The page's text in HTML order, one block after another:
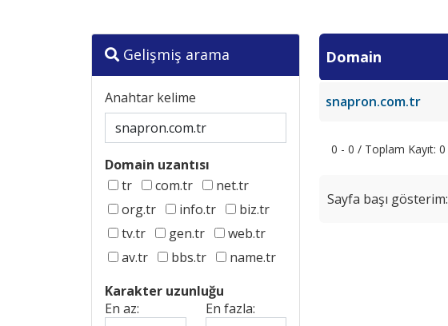
Gelişmiş arama
Anahtar kelime
Domain uzantısı
tr
com.tr
net.tr
org.tr
info.tr
biz.tr
tv.tr
gen.tr
web.tr
av.tr
bbs.tr
name.tr
Karakter uzunluğu
En az:
En fazla:
Domain
snapron.com.tr
0 - 0 / Toplam Kayıt: 0
Sayfa başı gösterim: